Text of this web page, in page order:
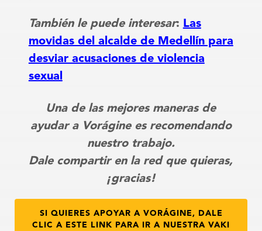
También le puede interesar: Las
movidas del alcalde de Medellín para
desviar acusaciones de violencia
sexual
Una de las mejores maneras de
ayudar a Vorágine es recomendando
nuestro trabajo.
Dale compartir en la red que quieras,
¡gracias!
SI QUIERES APOYAR A VORÁGINE, DALE
CLIC A ESTE LINK PARA IR A NUESTRA VAKI